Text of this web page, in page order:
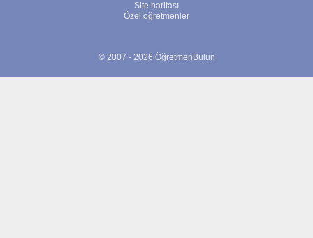
Site haritası
Özel öğretmenler
© 2007 - 2026 ÖğretmenBulun